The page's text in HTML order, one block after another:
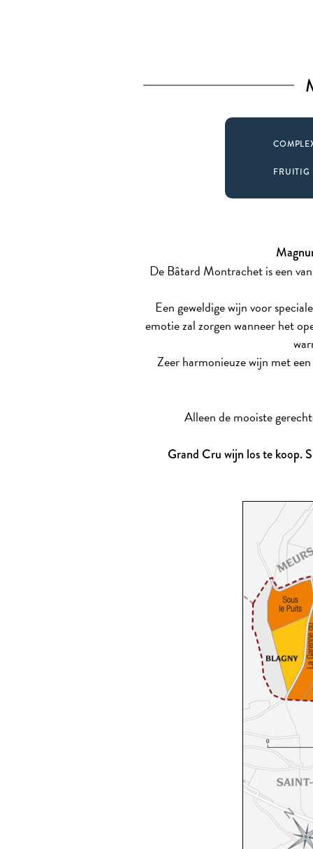
FRUITIG
De Bâtard Montrachet is een
Een geweldige wijn voor
emotie zal zorgen wanneer het
Zeer harmonieuze wijn met
Alleen de mooiste
Grand Cru wijn los te koop.